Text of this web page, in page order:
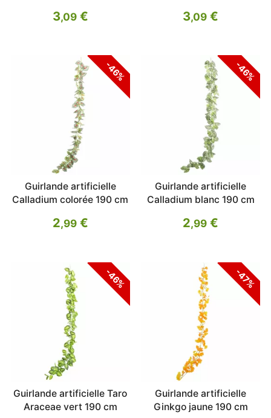
3,09€ 3,09 €
-46%
Guirlande artificielle
Calladium colorée 190 cm
2,99€
-46%
Guirlande artificielle
Calladium blanc 190 cm
2,99 €
-46%
Guirlande artificielle Taro
Araceae vert 190 cm
-47%
Guirlande artificielle
Ginkgo jaune 190 cm